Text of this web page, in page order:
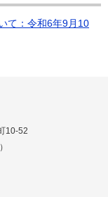
て：令和6年9月10
10-52